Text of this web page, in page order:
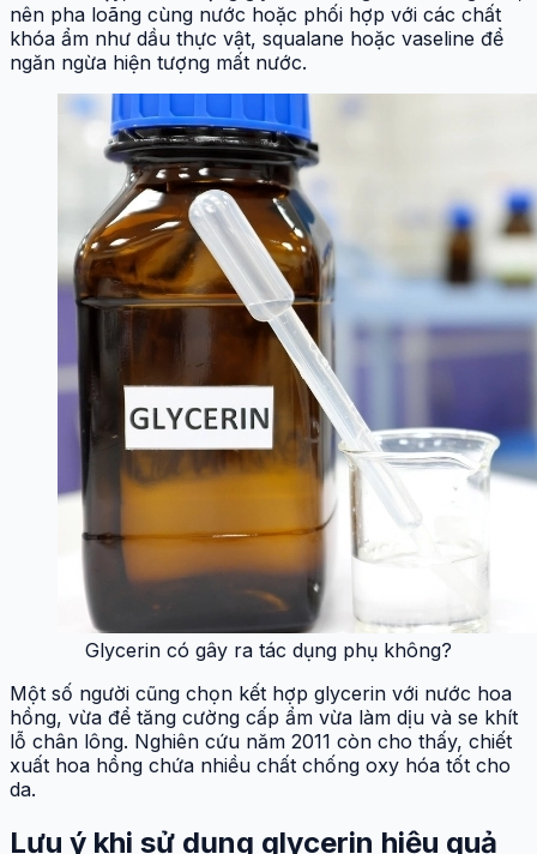
nên pha loãng cùng nước hoặc phối hợp với các chất
khóa ẩm như dầu thực vật, squalane hoặc vaseline để
ngăn ngừa hiện tượng mất nước.
Glycerin có gây ra tác dụng phụ không?
Một số người cũng chọn kết hợp glycerin với nước hoa
hồng, vừa để tăng cường cấp ẩm vừa làm dịu và se khít
lỗ chân lông. Nghiên cứu năm 2011 còn cho thấy, chiết
xuất hoa hồng chứa nhiều chất chống oxy hóa tốt cho
da.
Lưu ý khi sử dụng glycerin hiệu quả